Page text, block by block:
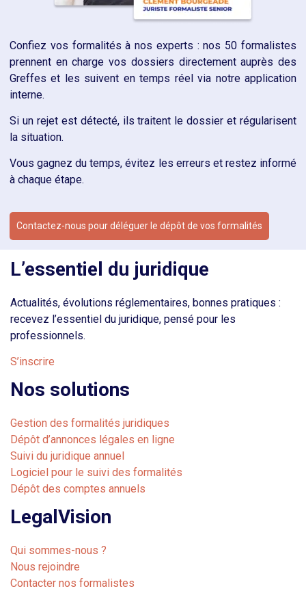
Confiez vos formalités à nos experts : nos 50 formalistes
prennent en charge vos dossiers directement auprès des
Greffes et les suivent en temps réel via notre application
interne.
Si un rejet est détecté, ils traitent le dossier et régularisent
la situation.
Vous gagnez du temps, évitez les erreurs et restez informé
à chaque étape.
Contactez-nous pour déléguer le dépôt de vos formalités
L’essentiel du juridique
Actualités, évolutions réglementaires, bonnes pratiques :
recevez l’essentiel du juridique, pensé pour les
professionnels.
S’inscrire
Nos solutions
Gestion des formalités juridiques
Dépôt d’annonces légales en ligne
Suivi du juridique annuel
Logiciel pour le suivi des formalités
Dépôt des comptes annuels
LegalVision
Qui sommes-nous ?
Nous rejoindre
Contacter nos formalistes